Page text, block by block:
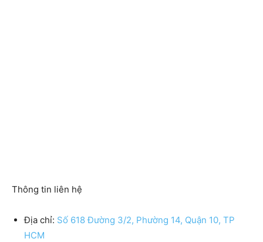
Thông tin liên hệ
Địa chỉ: Số 618 Đường 3/2, Phường 14, Quận 10, TP
HCM